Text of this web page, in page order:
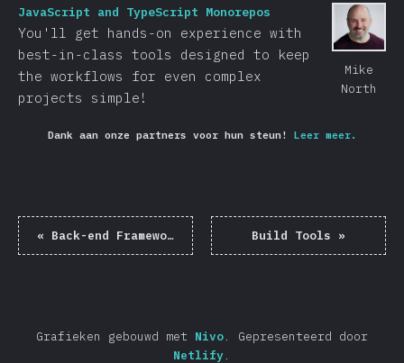
Mike
North
JavaScript and TypeScript Monorepos
You'll get hands-on experience with
best-in-class tools designed to keep
the workflows for even complex
projects simple!
Dank aan onze partners voor hun steun! Leer meer.
« Back-end Frameworks Build Tools »
Grafieken gebouwd met Nivo.
Gepresenteerd door
Netlify.